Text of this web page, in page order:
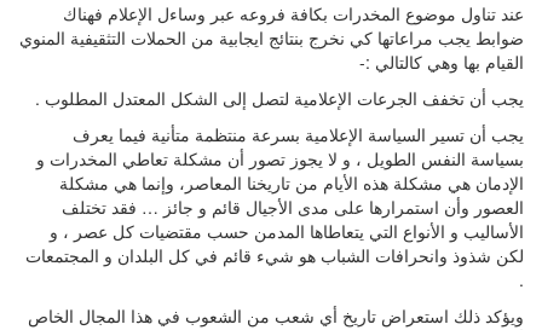
عند تناول موضوع المخدرات بكافة فروعه عبر وساءل الإعلام فهناك
ضوابط يجب مراعاتها كي نخرج بنتائج ايجابية من الحملات التثقيفية المنوي
القيام بها وهي كالتالي :-
يجب أن تخفف الجرعات الإعلامية لتصل إلى الشكل المعتدل المطلوب .
يجب أن تسير السياسة الإعلامية بسرعة منتظمة متأنية فيما يعرف
بسياسة النفس الطويل ، و لا يجوز تصور أن مشكلة تعاطي المخدرات و
الإدمان هي مشكلة هذه الأيام من تاريخنا المعاصر، وإنما هي مشكلة
العصور وأن استمرارها على مدى الأجيال قائم و جائز … فقد تختلف
الأساليب و الأنواع التي يتعاطاها المدمن حسب مقتضيات كل عصر ، و
لكن شذوذ وانحرافات الشباب هو شيء قائم في كل البلدان و المجتمعات
.
ويؤكد ذلك استعراض تاريخ أي شعب من الشعوب في هذا المجال الخاص